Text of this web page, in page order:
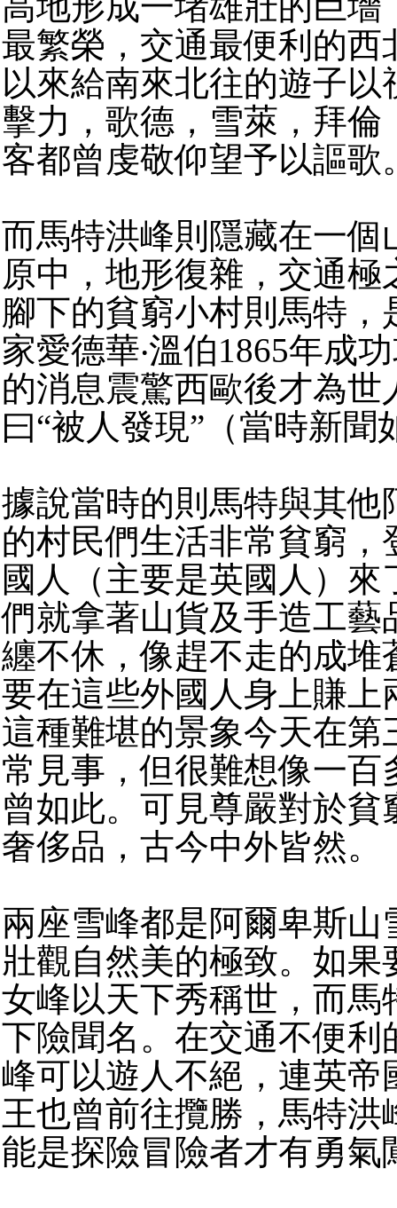
最繁榮，交通最便利的西
以來給南來北往的遊子以
擊力，歌德，雪萊，拜倫
客都曾虔敬仰望予以謳歌
而馬特洪峰則隱藏在一個
原中，地形復雜，交通極
腳下的貧窮小村則馬特，
家愛德華‧溫伯1865年成
的消息震驚西歐後才為世
曰“被人發現”（當時新聞
據說當時的則馬特與其他
的村民們生活非常貧窮，
國人（主要是英國人）來
們就拿著山貨及手造工藝
纏不休，像趕不走的成堆
要在這些外國人身上賺上
這種難堪的景象今天在第
常見事，但很難想像一百
曾如此。可見尊嚴對於貧
奢侈品，古今中外皆然。
兩座雪峰都是阿爾卑斯山
壯觀自然美的極致。如果
女峰以天下秀稱世，而馬
下險聞名。在交通不便利
峰可以遊人不絕，連英帝
王也曾前往攬勝，馬特洪
能是探險冒險者才有勇氣